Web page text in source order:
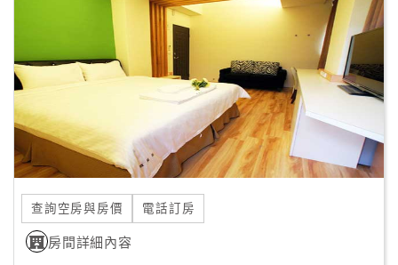
Line
線
上
客
服
紅
利
查
查詢空房與房價 電話訂房
房間詳細內容